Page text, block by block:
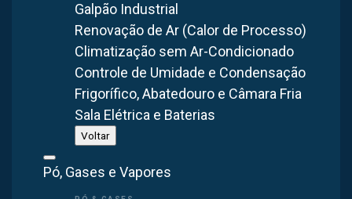
Galpão Industrial
Renovação de Ar (Calor de Processo)
Climatização sem Ar-Condicionado
Controle de Umidade e Condensação
Frigorífico, Abatedouro e Câmara Fria
Sala Elétrica e Baterias
Voltar
Pó, Gases e Vapores
Precisa de Exaustores Móveis pra sua aplicação?
Conversamos pelo WhatsApp.
Falar no WhatsApp
Ver Exaustores Móveis